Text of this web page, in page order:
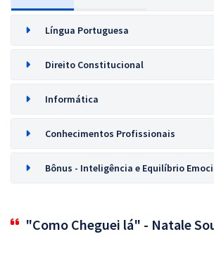
Língua Portuguesa
Direito Constitucional
Informática
Conhecimentos Profissionais
Bônus - Inteligência e Equilíbrio
"Como Cheguei lá" - Natale